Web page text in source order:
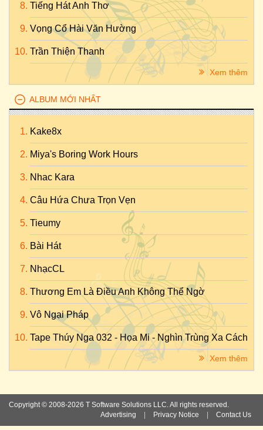
Tiếng Hát Anh Thơ
Vọng Cổ Hài Văn Hường
Trần Thiện Thanh
Xem thêm
ALBUM MỚI NHẤT
Kake8x
Miya's Boring Work Hours
Nhac Kara
Câu Hứa Chưa Trọn Vẹn
Tieumy
Bài Hát
NhạcCL
Thương Em Là Điều Anh Không Thể Ngờ
Vô Ngại Pháp
Tape Thúy Nga 032 - Họa Mi - Nghìn Trùng Xa Cách
Xem thêm
Copyright © 2008-2026 T Software Solutions LLC. All rights reserved.
Advertising
Privacy Notice Contact Us